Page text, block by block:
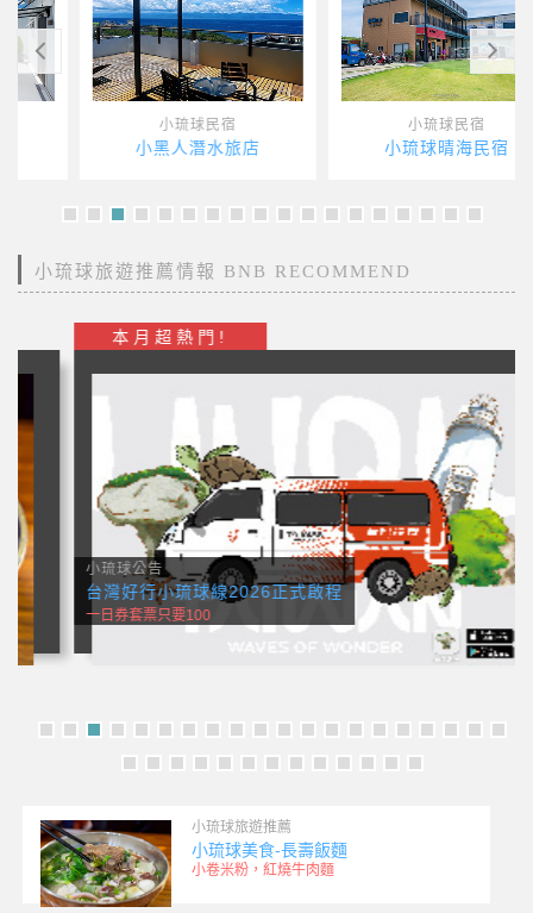
小琉球民宿
小黑人潛水旅店
小琉球民宿
小琉球晴海民宿
小琉球旅遊推薦情報 BNB RECOMMEND
本月超熱門!
小琉球公告
台灣好行小琉球線2026正式啟程
一日券套票只要100
小琉球旅遊推薦
小琉球美食-長壽飯麵
小卷米粉，紅燒牛肉麵